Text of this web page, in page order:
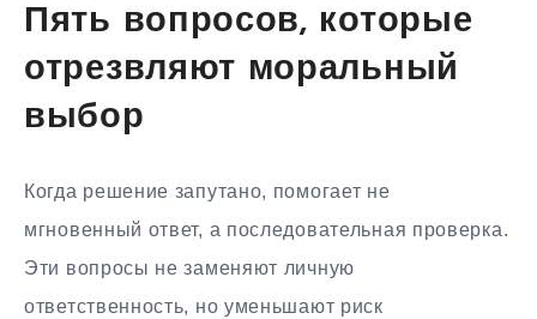
Пять вопросов, которые
отрезвляют моральный
выбор
Когда решение запутано, помогает не
мгновенный ответ, а последовательная проверка.
Эти вопросы не заменяют личную
ответственность, но уменьшают риск